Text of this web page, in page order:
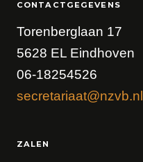
CONTACTGEGEVENS
Torenberglaan 17
5628 EL Eindhoven
06-18254526
secretariaat@nzvb.nl
ZALEN